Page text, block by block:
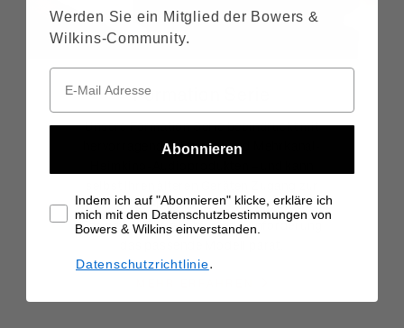
Formation Serie
Unsere Formation Serie beeindruckt mit
hervorragenden Stereo- und Mehrkanal-
Welt des Wireless-Sounds verschaffen. Die
Formation Serie hat für jede Anforderung
Werden Sie ein Mitglied der Bowers &
Wilkins-Community.
Abonnieren
Indem ich auf "Abonnieren" klicke, erkläre ich
mich mit den Datenschutzbestimmungen von
Bowers & Wilkins einverstanden.
Datenschutzrichtlinie.